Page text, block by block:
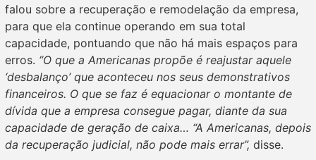
falou sobre a recuperação e remodelação da empresa,
para que ela continue operando em sua total
capacidade, pontuando que não há mais espaços para
erros. “O que a Americanas propõe é reajustar aquele
‘desbalanço’ que aconteceu nos seus demonstrativos
financeiros. O que se faz é equacionar o montante de
dívida que a empresa consegue pagar, diante da sua
capacidade de geração de caixa… “A Americanas, depois
da recuperação judicial, não pode mais errar”, disse.